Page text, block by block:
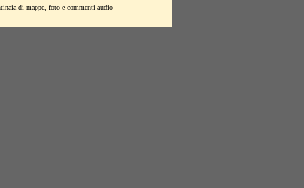
di mappe, foto e commenti audio